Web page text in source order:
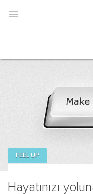

Hayatınızı
FEEL UP